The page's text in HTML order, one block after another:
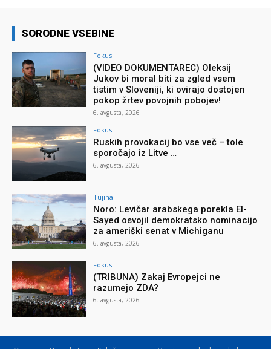
SORODNE VSEBINE
Fokus
(VIDEO DOKUMENTAREC) Oleksij
Jukov bi moral biti za zgled vsem
tistim v Sloveniji, ki ovirajo dostojen
pokop žrtev povojnih pobojev!
6. avgusta, 2026
Fokus
Ruskih provokacij bo vse več – tole
sporočajo iz Litve …
6. avgusta, 2026
Tujina
Noro: Levičar arabskega porekla El-
Sayed osvojil demokratsko nominacijo
za ameriški senat v Michiganu
6. avgusta, 2026
Fokus
(TRIBUNA) Zakaj Evropejci ne
razumejo ZDA?
6. avgusta, 2026